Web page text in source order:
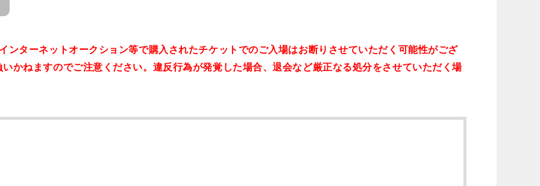
ンターネットオークション等で購入されたチケットでのご入場はお断りさせていただく可能性がござ
かねますのでご注意ください。違反行為が発覚した場合、退会など厳正なる処分をさせていただく場